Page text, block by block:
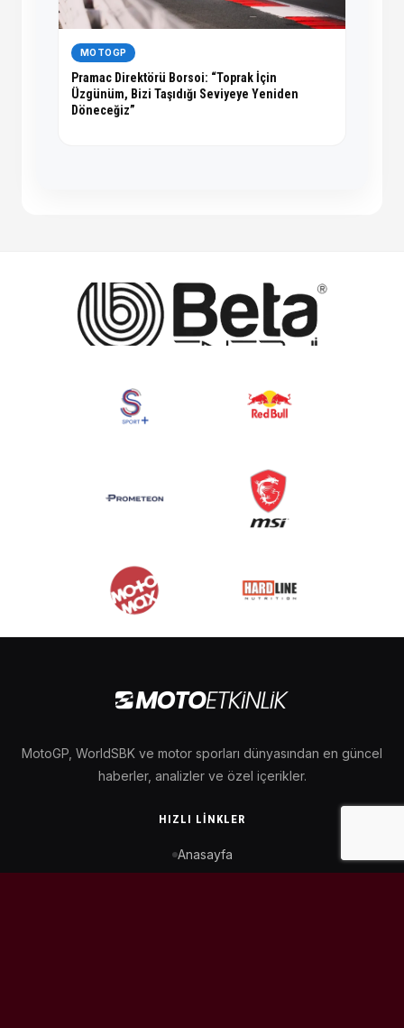
MOTOGP
Pramac Direktörü Borsoi: “Toprak İçin
Üzgünüm, Bizi Taşıdığı Seviyeye Yeniden
Döneceğiz”
MotoGP, WorldSBK ve motor sporları dünyasından en güncel
haberler, analizler ve özel içerikler.
HIZLI LINKLER
Anasayfa